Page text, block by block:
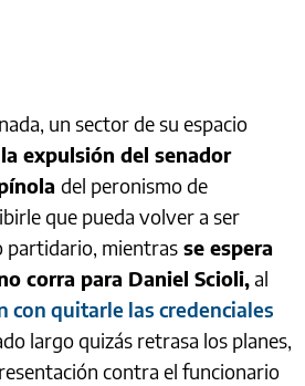
un sector de su espacio
expulsión del senador
del peronismo de
que pueda volver a ser
partidario, mientras se espera
corra para Daniel Scioli,al
con quitarle las credenciales
largo quizás retrasa los planes,
contra el funcionario